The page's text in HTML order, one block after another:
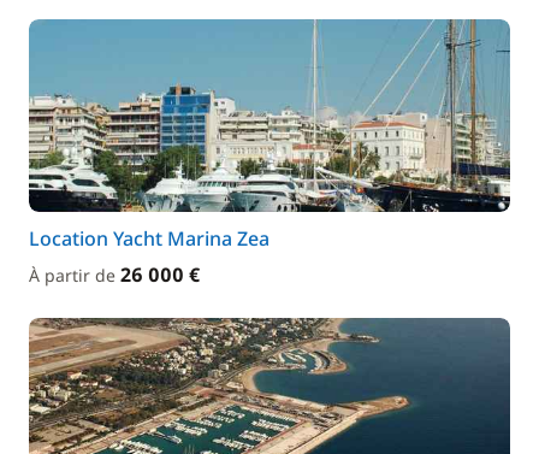
Location Yacht Marina Zea
À partir de 26 000 €